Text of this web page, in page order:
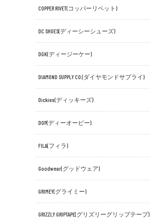
COPPER RIVET(コッパーリベット)
DC SHOES(ディーシーシューズ)
DGK(ディージーケー)
DIAMOND SUPPLY CO.(ダイヤモンドサプライ)
Dickies(ディッキーズ)
DOP(ディーオーピー)
FILA(フィラ)
Goodwear(グッドウェア)
GRIMEY(グライミー)
GRIZZLY GRIPTAPE(グリズリーグリップテープ)